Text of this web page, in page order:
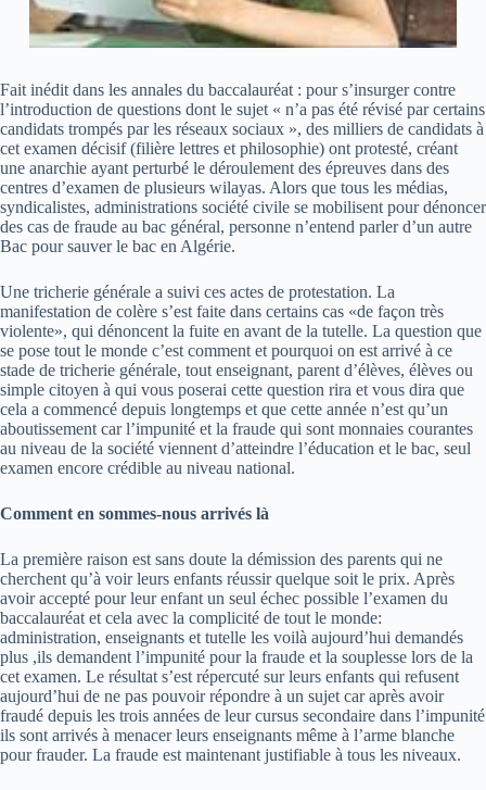
Fait inédit dans les annales du baccalauréat : pour s’insurger contre
l’introduction de questions dont le sujet « n’a pas été révisé par certains
candidats trompés par les réseaux sociaux », des milliers de candidats à
cet examen décisif (filière lettres et philosophie) ont protesté, créant
une anarchie ayant perturbé le déroulement des épreuves dans des
centres d’examen de plusieurs wilayas. Alors que tous les médias,
syndicalistes, administrations société civile se mobilisent pour dénoncer
des cas de fraude au bac général, personne n’entend parler d’un autre
Bac pour sauver le bac en Algérie.
Une tricherie générale a suivi ces actes de protestation. La
manifestation de colère s’est faite dans certains cas «de façon très
violente», qui dénoncent la fuite en avant de la tutelle. La question que
se pose tout le monde c’est comment et pourquoi on est arrivé à ce
stade de tricherie générale, tout enseignant, parent d’élèves, élèves ou
simple citoyen à qui vous poserai cette question rira et vous dira que
cela a commencé depuis longtemps et que cette année n’est qu’un
aboutissement car l’impunité et la fraude qui sont monnaies courantes
au niveau de la société viennent d’atteindre l’éducation et le bac, seul
examen encore crédible au niveau national.
Comment en sommes-nous arrivés là
La première raison est sans doute la démission des parents qui ne
cherchent qu’à voir leurs enfants réussir quelque soit le prix. Après
avoir accepté pour leur enfant un seul échec possible l’examen du
baccalauréat et cela avec la complicité de tout le monde:
administration, enseignants et tutelle les voilà aujourd’hui demandés
plus ,ils demandent l’impunité pour la fraude et la souplesse lors de la
cet examen. Le résultat s’est répercuté sur leurs enfants qui refusent
aujourd’hui de ne pas pouvoir répondre à un sujet car après avoir
fraudé depuis les trois années de leur cursus secondaire dans l’impunité
ils sont arrivés à menacer leurs enseignants même à l’arme blanche
pour frauder. La fraude est maintenant justifiable à tous les niveaux.